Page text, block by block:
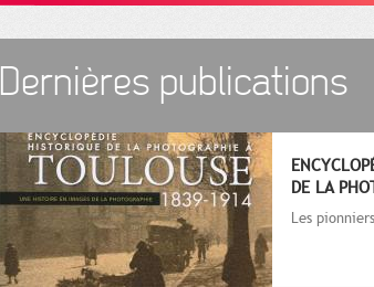
Dernières publications
DE LA
Les